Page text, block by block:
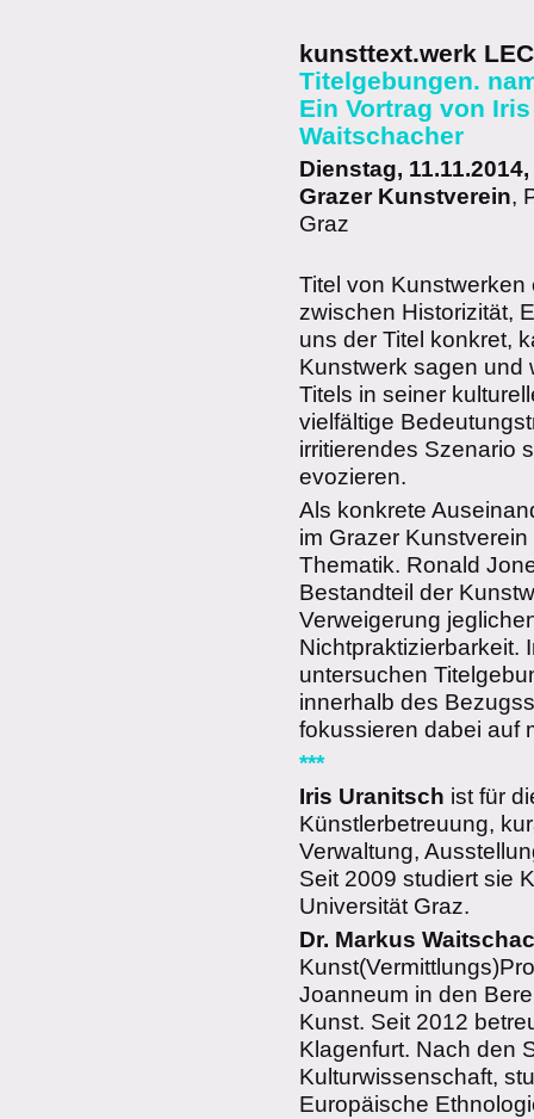
kunsttext.werk
Titelgebungen.
Ein Vortrag von
Waitschacher
Dienstag,
Grazer Kunstverein,
Graz
Titel von
zwischen Historizität,
uns der Titel konkret,
Kunstwerk sagen und
Titels in seiner
vielfältige
irritierendes Szenario
evozieren.
Als konkrete
im Grazer
Thematik. Ronald
Bestandteil der
Verweigerung
Nichtpraktizierbarkeit.
untersuchen
innerhalb des
fokussieren dabei auf
***
Iris Uranitsch ist für
Künstlerbetreuung,
Verwaltung,
Seit 2009 studiert sie
Universität Graz.
Dr. Markus
Joanneum in den
Kunst. Seit 2012
Klagenfurt. Nach den
Kulturwissenschaft,
Europäische